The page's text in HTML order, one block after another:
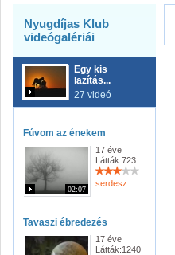
Nyugdíjas Klub
videógalériái
Egy kis
lazítás...
27 videó
Fúvom az énekem
02:07
17 éve
Látták:723
serdesz
Tavaszi ébredezés
17 éve
Látták:1240